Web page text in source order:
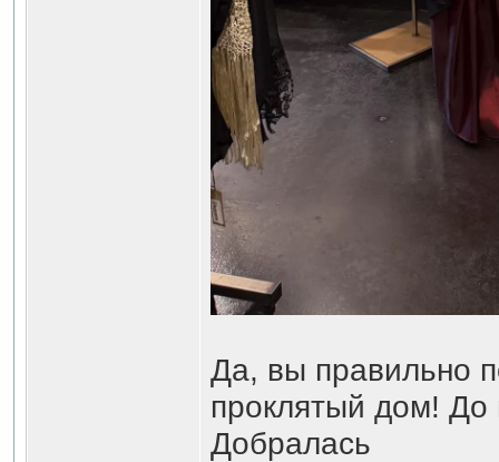
Да, вы правильно
проклятый дом! До
Добралась